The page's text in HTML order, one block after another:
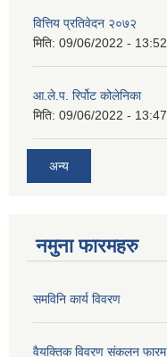
वित्तिय प्रतिवेदन २०७२
मिति: 09/06/2022 - 13:52
आ.ले.प. रिर्पोट कोलेनिका
मिति: 09/06/2022 - 13:47
अन्य
नमुना फारमहरु
समविनि कार्य विवरण
वैयक्तिक विवरण संकलन फारम